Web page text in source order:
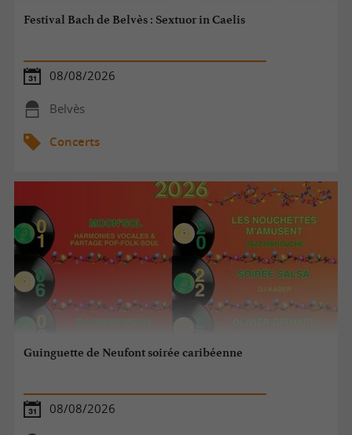
Festival Bach de Belvès : Sextuor in Caelis
08/08/2026
Belvès
Concerts
Guinguette de Neufont soirée caribéenne
08/08/2026